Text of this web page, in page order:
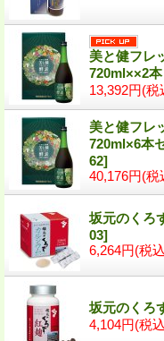
美と健フレ
720ml××2本
13,392円(税
美と健フレ
720ml×6本
62]
40,176円(税
坂元のくろ
03]
6,264円(税
坂元のくろ
4,104円(税